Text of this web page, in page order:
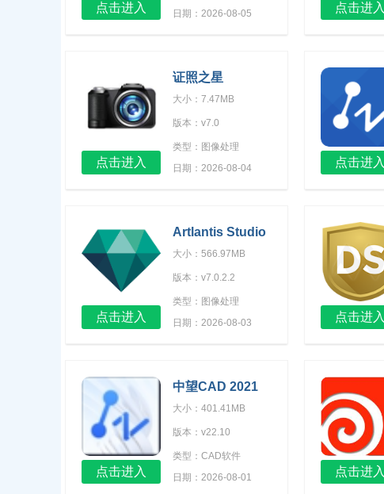
日期：2026-08-05
点击进入 点击进入
证照之星
大小：7.47MB
版本：v7.0
类型：图像处理
日期：2026-08-04
点击进入 点击进入
Artlantis Studio
大小：566.97MB
版本：v7.0.2.2
类型：图像处理
日期：2026-08-03
点击进入 点击进入
中望CAD 2021
大小：401.41MB
版本：v22.10
类型：CAD软件
日期：2026-08-01
点击进入 点击进入